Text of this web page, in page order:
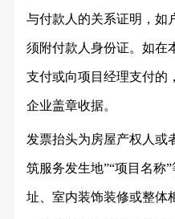
与付款人的关系证明，如
须附付款人身份证。如在
支付或向项目经理支付的
企业盖章收据。
发票抬头为房屋产权人或
筑服务发生地”“项目名称
址、室内装饰装修或整体